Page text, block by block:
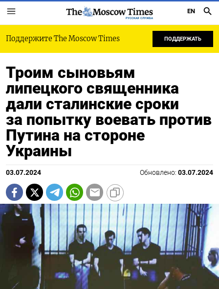
РУССКАЯ СЛУЖБА
EN
Поддержите The Moscow Times ПОДДЕРЖАТЬ
Троим сыновьям
липецкого священника
дали сталинские сроки
за попытку воевать против
Путина на стороне
Украины
03.07.2024 Обновлено: 03.07.2024